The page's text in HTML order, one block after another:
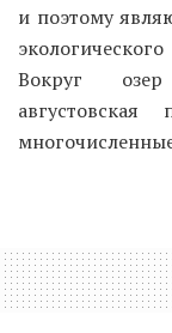
и поэтому
Вокруг озер